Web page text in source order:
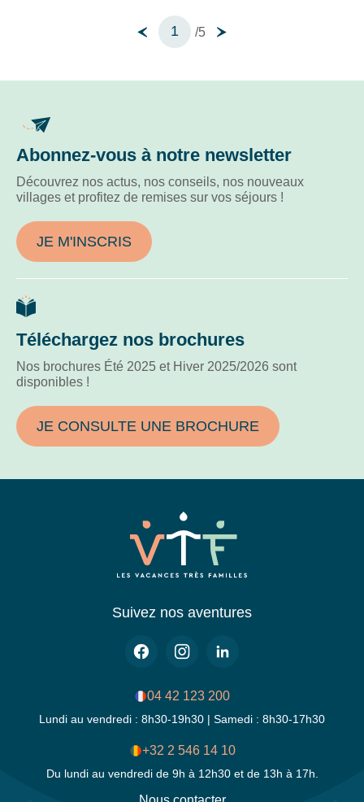
1 /5
Abonnez-vous à notre newsletter
Découvrez nos actus, nos conseils, nos nouveaux
villages et profitez de remises sur vos séjours !
JE M'INSCRIS
Téléchargez nos brochures
Nos brochures Été 2025 et Hiver 2025/2026 sont
disponibles !
JE CONSULTE UNE BROCHURE
Suivez nos aventures
04 42 123 200
Lundi au vendredi : 8h30-19h30 | Samedi : 8h30-17h30
+32 2 546 14 10
Du lundi au vendredi de 9h à 12h30 et de 13h à 17h.